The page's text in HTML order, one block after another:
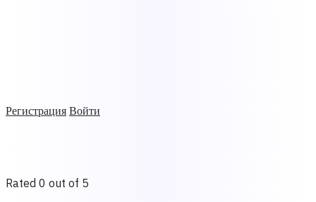
Регистрация Войти
Rated 0 out of 5